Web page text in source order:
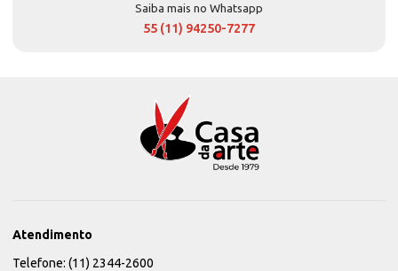
Saiba mais no Whatsapp
55 (11) 94250-7277
Atendimento
Telefone: (11) 2344-2600